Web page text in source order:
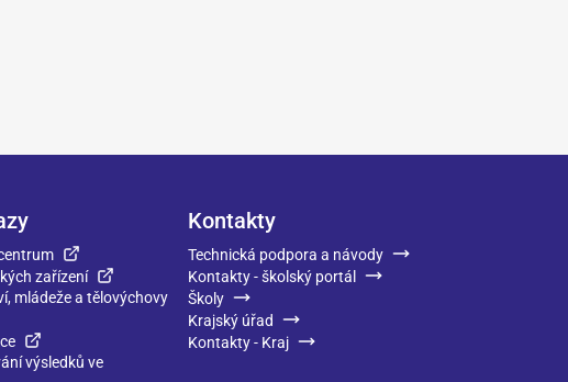
zařízení
mládeže a tělovýchovy
výsledků ve
Kontakty
Technická podpora a návody
Kontakty - školský portál
Školy
Krajský úřad
Kontakty - Kraj